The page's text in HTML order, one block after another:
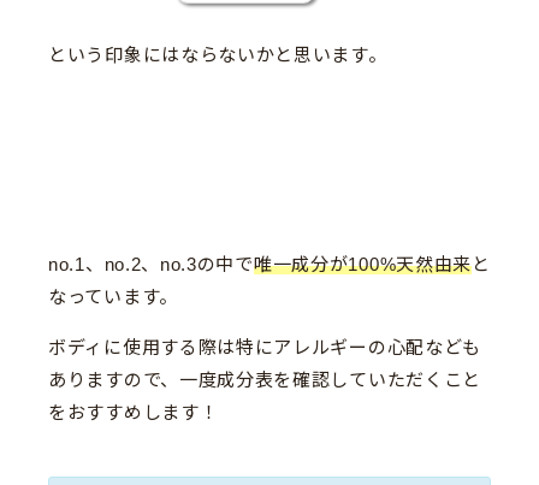
という印象にはならないかと思います。
no.1、no.2、no.3の中で唯一成分が100%天然由来と
なっています。
ボディに使用する際は特にアレルギーの心配なども
ありますので、一度成分表を確認していただくこと
をおすすめします！